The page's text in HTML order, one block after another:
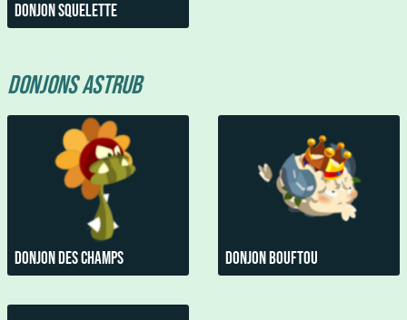
Donjon Squelette
Donjons Astrub
Donjon des Champs Donjon Bouftou